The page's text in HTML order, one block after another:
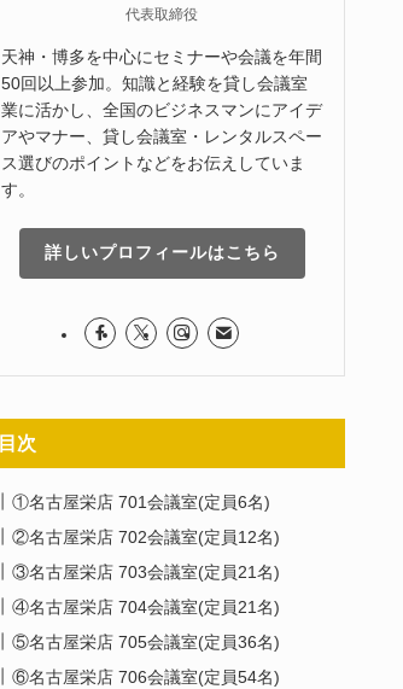
代表取締役
天神・博多を中心にセミナーや会議を年間
50回以上参加。知識と経験を貸し会議室
業に活かし、全国のビジネスマンにアイデ
アやマナー、貸し会議室・レンタルスペー
ス選びのポイントなどをお伝えしていま
す。
詳しいプロフィールはこちら
目次
①名古屋栄店 701会議室(定員6名)
②名古屋栄店 702会議室(定員12名)
③名古屋栄店 703会議室(定員21名)
④名古屋栄店 704会議室(定員21名)
⑤名古屋栄店 705会議室(定員36名)
⑥名古屋栄店 706会議室(定員54名)